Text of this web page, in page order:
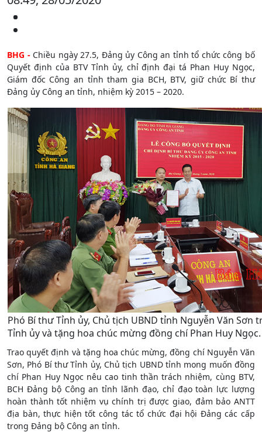
BHG - Chiều ngày 27.5, Đảng ủy Công an tỉnh tổ chức công bố
Quyết định của BTV Tỉnh ủy, chỉ định đại tá Phan Huy Ngọc,
Giám đốc Công an tỉnh tham gia BCH, BTV, giữ chức Bí thư
Đảng ủy Công an tỉnh, nhiệm kỳ 2015 – 2020.
Phó Bí thư Tỉnh ủy, Chủ tịch UBND tỉnh Nguyễn Văn Sơn
Tỉnh ủy và tặng hoa chúc mừng đồng chí Phan Huy Ngọc.
Trao quyết định và tặng hoa chúc mừng, đồng chí Nguyễn Văn
Sơn, Phó Bí thư Tỉnh ủy, Chủ tịch UBND tỉnh mong muốn đồng
chí Phan Huy Ngọc nêu cao tinh thần trách nhiệm, cùng BTV,
BCH Đảng bộ Công an tỉnh lãnh đạo, chỉ đạo toàn lực lượng
hoàn thành tốt nhiệm vụ chính trị được giao, đảm bảo ANTT
địa bàn, thực hiện tốt công tác tổ chức đại hội Đảng các cấp
trong Đảng bộ Công an tỉnh.